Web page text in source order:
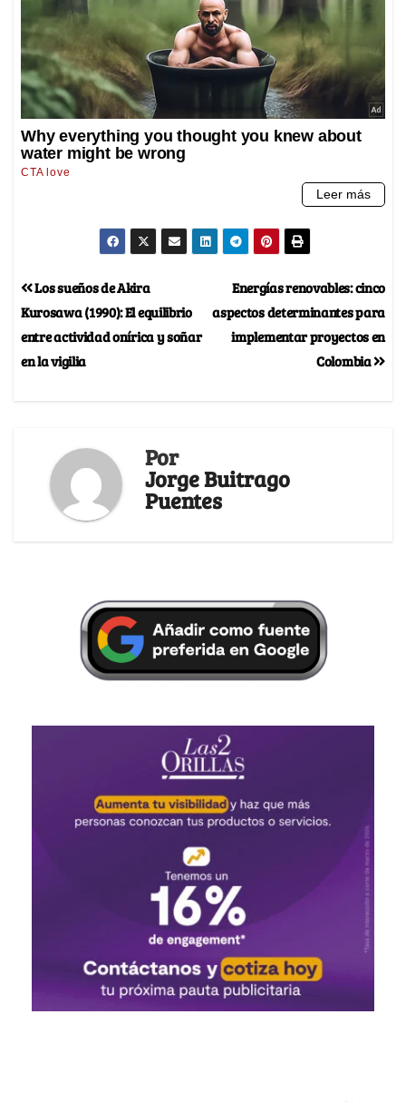
Energías renovables: cinco
aspectos determinantes para
implementar proyectos en
Colombia
Los sueños de Akira
Kurosawa (1990): El equilibrio
entre actividad onírica y soñar
en la vigilia
Por
Jorge Buitrago
Puentes